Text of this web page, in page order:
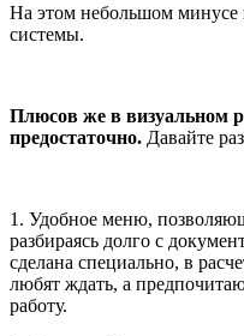
На этом небольшом минусе
системы.
Плюсов же в визуальном
предостаточно. Давайте
1. Удобное меню,
разбираясь долго с
сделана специально, в
любят ждать, а
работу.